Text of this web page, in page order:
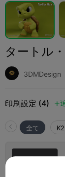
タートル
3DMDesign
印刷設定 (4) 
全て